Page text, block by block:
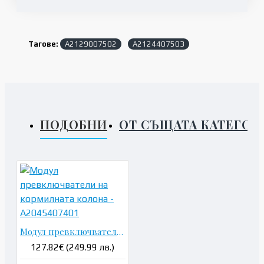
Тагове: A2129007502 A2124407503
ПОДОБНИ ОТ СЪЩАТА
Модул превключватели на кормилната колона - A2045407401
127.82€ (249.99 лв.)